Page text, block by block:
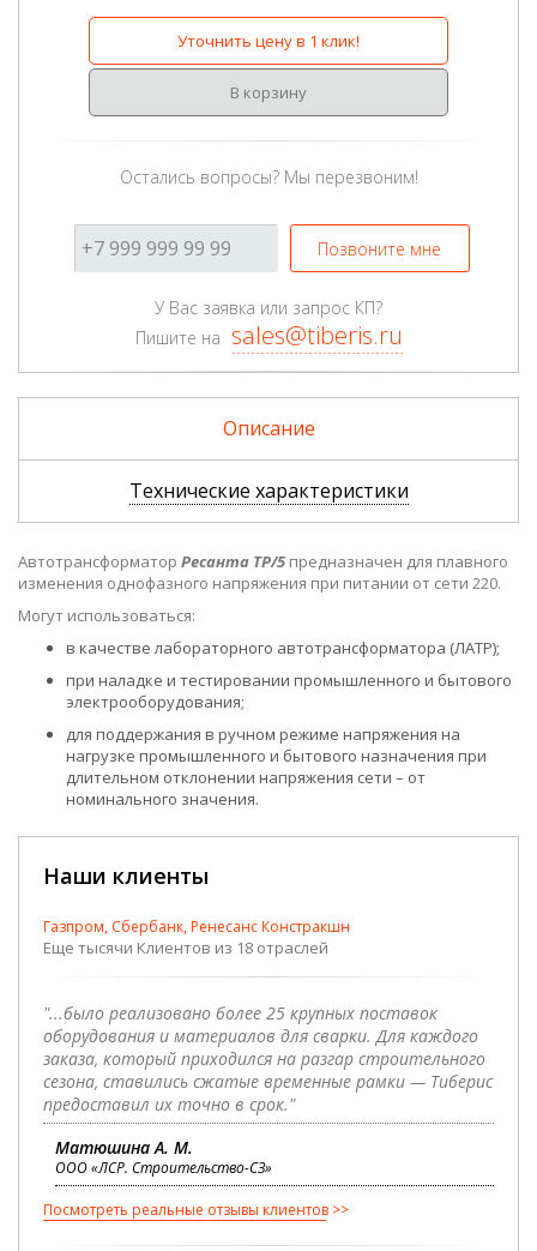
Уточнить цену в 1 клик!
В корзину
Остались вопросы? Мы перезвоним!
Позвоните мне
У Вас заявка или запрос КП?
Пишите на sales@tiberis.ru
Описание
Технические характеристики
Автотрансформатор Ресанта ТР/5 предназначен для плавного
изменения однофазного напряжения при питании от сети 220.
Могут использоваться:
в качестве лабораторного автотрансформатора (ЛАТР);
при наладке и тестировании промышленного и бытового
электрооборудования;
для поддержания в ручном режиме напряжения на
нагрузке промышленного и бытового назначения при
длительном отклонении напряжения сети – от
номинального значения.
Наши клиенты
Газпром, Сбербанк, Ренесанс Констракшн
Еще тысячи Клиентов из 18 отраслей
"...было реализовано более 25 крупных поставок
оборудования и материалов для сварки. Для каждого
заказа, который приходился на разгар строительного
сезона, ставились сжатые временные рамки — Тиберис
предоставил их точно в срок."
Матюшина А. М.
ООО «ЛСР. Строительство-СЗ»
Посмотреть реальные отзывы клиентов